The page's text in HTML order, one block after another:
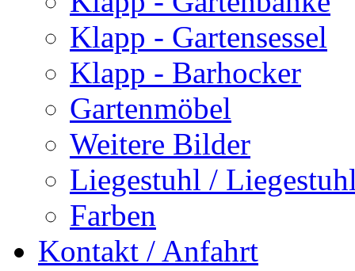
Klapp - Gartensessel
Klapp - Barhocker
Gartenmöbel
Weitere Bilder
Liegestuhl /
Farben
Kontakt / Anfahrt